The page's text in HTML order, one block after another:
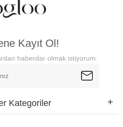
Kayıt Ol!
haberdar olmak istiyorum.
Kategoriler